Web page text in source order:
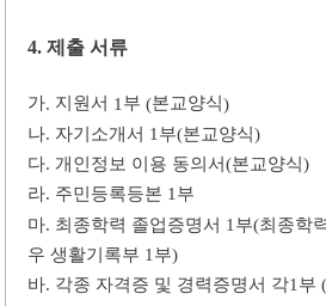
4.제출 서류
가. 지원서 1 부(본교양식)
나. 자기소개서 1 부(본교양식)
다. 개인정보 이용 동의서(본교양식)
라. 주민등록등본 1부
마. 최종학력 졸업증명서 1 부(최종학
우 생활기록부 1 부)
바. 각종 자격증 및 경력증명서 각1 부